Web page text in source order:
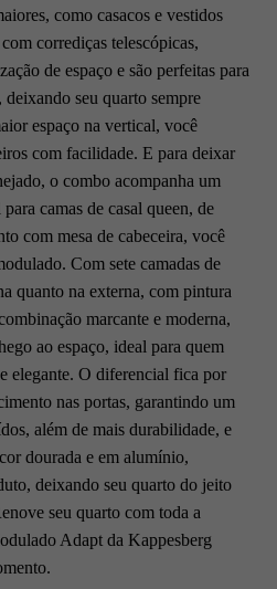
como casacos e vestidos
corrediças telescópicas,
de espaço e são perfeitas para
deixando seu quarto sempre
espaço na vertical, você
com facilidade. E para deixar
o combo acompanha um
camas de casal queen, de
com mesa de cabeceira, você
Com sete camadas de
quanto na externa, com pintura
marcante e moderna,
ao espaço, ideal para quem
elegante. O diferencial fica por
nas portas, garantindo um
além de mais durabilidade, e
dourada e em alumínio,
deixando seu quarto do jeito
seu quarto com toda a
Adapt da Kappesberg